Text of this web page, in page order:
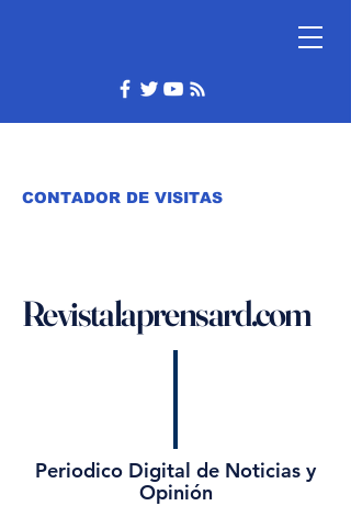
CONTADOR DE VISITAS
Revistalaprensard.com
Periodico Digital de Noticias y
Opinión